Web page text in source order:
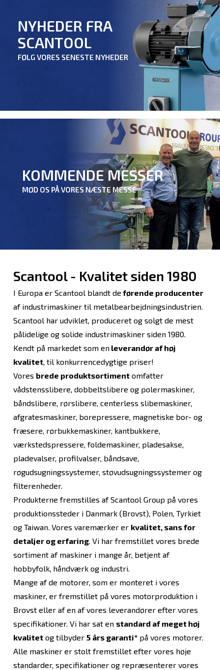
NYHEDER FRA
SCANTOOL
FØLG VORES SENESTE NYHEDER
KOMMENDE MESSER
MØD OS PÅ VORES NÆSTE MESSE
Scantool - Kvalitet siden 1980
I Europa er Scantool blandt de førende producenter
af industrimaskiner til metalbearbejdningsindustrien.
Scantool har udviklet, produceret og solgt de mest
pålidelige og solide industrimaskiner siden 1980.
Kendt på markedet som enleverandør af høj
kvalitet, til konkurrencedygtige priser!
Vores brede produktsortimentomfatter
vådstensslibere, dobbeltslibere og polermaskiner,
båndslibere, rørslibere, centerless slibemaskiner,
afgratesmaskiner, borepressere, magnetiske bor- og
fræsere, rørbukkemaskiner, kantbukkere,
værkstedspressere, foldemaskiner, pladesakse,
pladevalser, profilvalser, båndsave,
røgudsugningssystemer, støvudsugningssystemer og
filterenheder.
Produkterne fremstilles af Scantool Group på vores
produktionssteder i Danmark (Brovst), Polen, Tyrkiet
og Taiwan. Vores varemærker er kvalitet, sans for
detaljer og erfaring. Vi har fremstillet vores brede
sortiment af maskiner i mange år, betjent af
hobbyfolk, håndværk og industri.
Mange af de motorer, som er monteret i vores
maskiner, er fremstillet på vores motorproduktion i
Brovst eller af en af vores leverandører efter vores
specifikationer. Vi har sat en standard af meget høj
kvalitetog tilbyder 5 års garanti*på vores motorer.
Alle maskiner er stolt fremstillet efter vores høje
standarder, specifikationer og repræsenterer vores